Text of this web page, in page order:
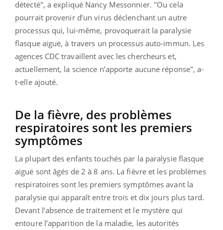
détecté", a expliqué Nancy Messonnier. "Ou cela
pourrait provenir d’un virus déclenchant un autre
processus qui, lui-même, provoquerait la paralysie
flasque aiguë, à travers un processus auto-immun. Les
agences CDC travaillent avec les chercheurs et,
actuellement, la science n’apporte aucune réponse", a-
t-elle ajouté.
De la fièvre, des problèmes
respiratoires sont les premiers
symptômes
La plupart des enfants touchés par la paralysie flasque
aiguë sont âgés de 2 à 8 ans. La fièvre et les problèmes
respiratoires sont les premiers symptômes avant la
paralysie qui apparaît entre trois et dix jours plus tard.
Devant l’absence de traitement et le mystère qui
entoure l’apparition de la maladie, les autorités